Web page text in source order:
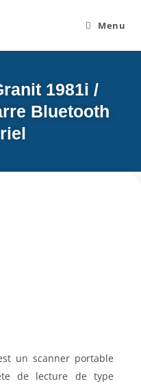
Menu
1981i /
Bluetooth
un scanner portable
de lecture de type